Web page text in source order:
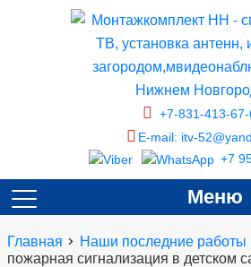
+7-831-413-
E-mail: itv-
+7
Меню
Главная Наши последние работы
пожарная сигнализация в детском